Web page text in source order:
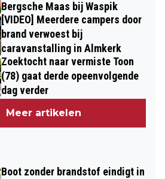
Bergsche Maas bij Waspik
[VIDEO] Meerdere campers door
brand verwoest bij
caravanstalling in Almkerk
Zoektocht naar vermiste Toon
(78) gaat derde opeenvolgende
dag verder
Meer artikelen
Boot zonder brandstof eindigt in